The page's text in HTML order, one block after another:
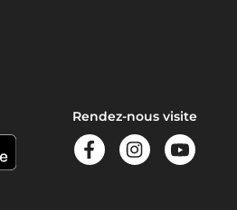
Rendez-nous visite